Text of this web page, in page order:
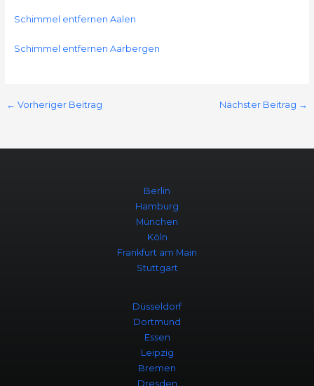
Schimmel entfernen Aalen
Schimmel entfernen Aarbergen
← Vorheriger Beitrag Nächster Beitrag →
Berlin
Hamburg
München
Köln
Frankfurt am Main
Stuttgart
Düsseldorf
Dortmund
Essen
Leipzig
Bremen
Dresden